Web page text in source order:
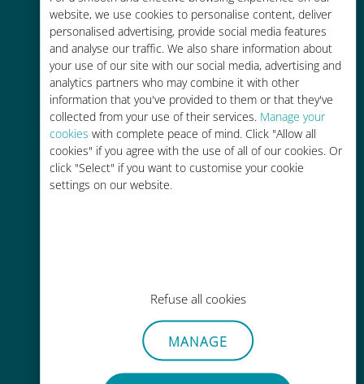
website, we use cookies to personalise content, deliver
personalised advertising, provide social media features
and analyse our traffic. We also share information about
your use of our site with our social media, advertising and
analytics partners who may combine it with other
information that you've provided to them or that they've
collected from your use of their services. Manage your
cookies with complete peace of mind. Click "Allow all
cookies" if you agree with the use of all of our cookies. Or
click "Select" if you want to customise your cookie
settings on our website.
Refuse all cookies
MANAGE
Fino al 90% in meno rispetto alle
tariffe di roaming con il vostro
operatore attuale
Ricarica facile
Ovunque tramite l'app Ubigi, anche
Senza sforzo
Non è necessario rimuovere la
scheda SIM esistente